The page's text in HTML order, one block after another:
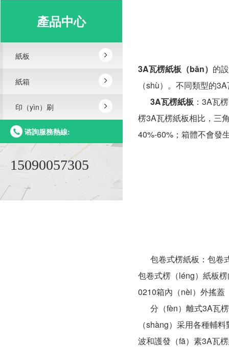
產品中心
紙板
紙箱
印（yìn）刷
谘詢服務熱線:
15090057305
3A瓦楞紙板（bǎn） 的
（shù）。不同類型的
3A瓦楞紙板 ：3A瓦
楞3A瓦楞紙板相比，三
40%-60%；箱體不會發
包卷式楞紙板：包卷
包卷式楞（léng）紙板
0210箱內（nèi）外搖蓋
分（fèn）離式3A瓦楞
（shàng）采用各種輔
波和護發（fā）素3A瓦